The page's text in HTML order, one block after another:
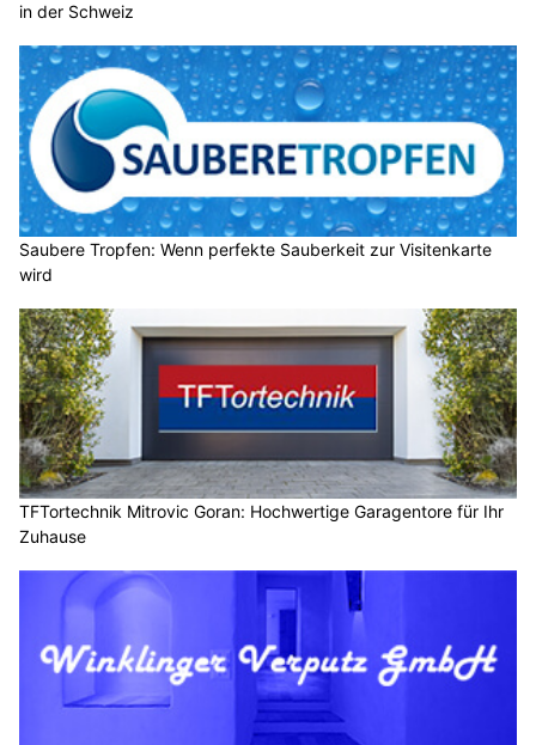
in der Schweiz
Saubere Tropfen: Wenn perfekte Sauberkeit zur Visitenkarte
wird
TFTortechnik Mitrovic Goran: Hochwertige Garagentore für Ihr
Zuhause